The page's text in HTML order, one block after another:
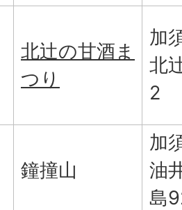
北辻の甘酒ま
つり
加
北
2
鐘撞山
加
油
島